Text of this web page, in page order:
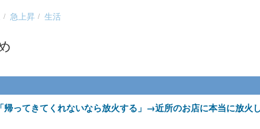
急上昇 生活
帰ってきてくれないなら放火する」→近所のお店に本当に放